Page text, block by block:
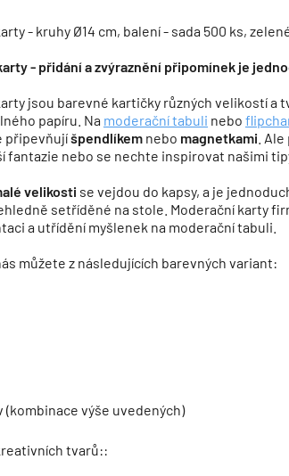
- kruhy Ø14 cm, balení - sada 500 ks,
- přidání a zvýraznění připomínek je
jsou barevné kartičky různých velikostí a
papíru. Na moderační tabuli nebo
připevňujíšpendlíkem nebo magnetkami .
fantazie nebo se nechte inspirovat našimi
velikosti se vejdou do kapsy, a je
setříděné na stole. Moderační karty
a utřídění myšlenek na moderační tabuli.
můžete z následujících barevných variant:
(kombinace výše uvedených)
tvarů::